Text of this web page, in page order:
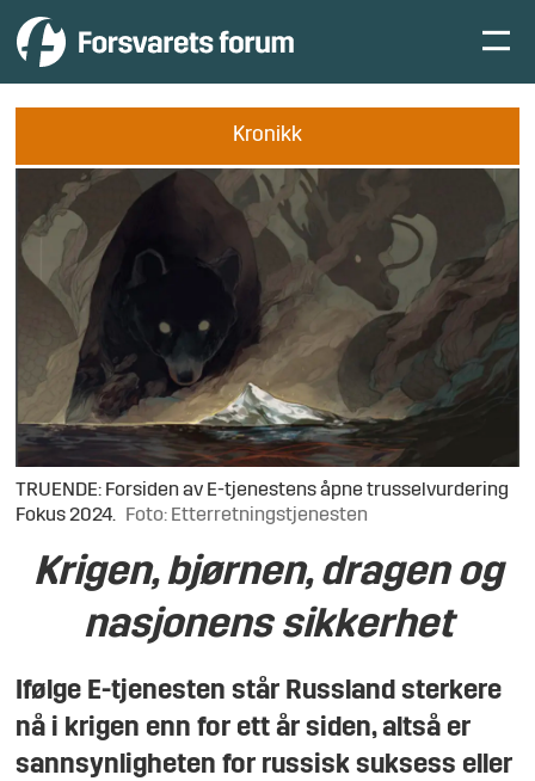
Kronikk
TRUENDE: Forsiden av E-tjenestens åpne trusselvurdering
Fokus 2024.
Foto: Etterretningstjenesten
Krigen, bjørnen, dragen og
nasjonens sikkerhet
Ifølge E-tjenesten står Russland sterkere
nå i krigen enn for ett år siden, altså er
sannsynligheten for russisk suksess eller